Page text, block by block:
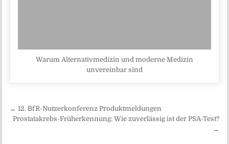
Warum Alternativmedizin und moderne Medizin
unvereinbar sind
Beitragsnavigation
← 12. BfR-Nutzerkonferenz Produktmeldungen
Prostatakrebs-Früherkennung: Wie zuverlässig ist der PSA-Test?
→